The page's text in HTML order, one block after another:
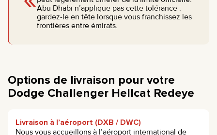
Abu Dhabi n’applique pas cette tolérance :
gardez-le en tête lorsque vous franchissez les
frontières entre émirats.
Options de livraison pour votre
Dodge Challenger Hellcat Redeye
Livraison à l’aéroport (DXB / DWC)
Nous vous accueillons à l’aéroport international de